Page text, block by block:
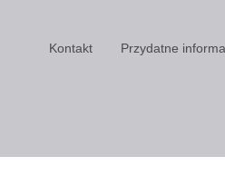
Kontakt Przydatne